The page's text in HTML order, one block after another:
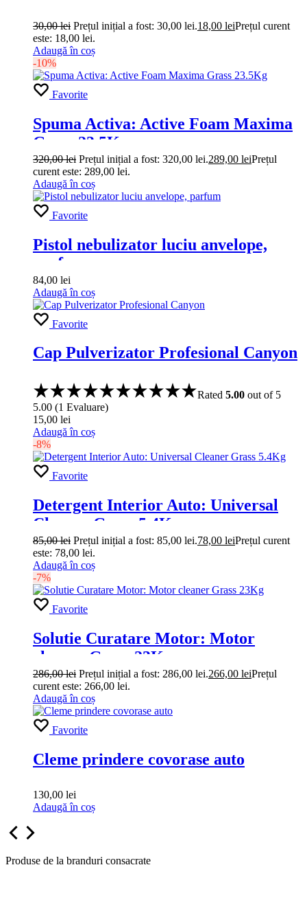
30,00lei Prețul inițial a fost: 30,00 lei.18,00 leiPrețul curent
este: 18,00 lei.
Adaugă în coș
-10%
Favorite
Spuma Activa: Active Foam Maxima
Grass 23.5Kg
320,00lei Prețul inițial a fost: 320,00 lei.289,00 leiPrețul
curent este: 289,00 lei.
Adaugă în coș
Favorite
Pistol nebulizator luciu anvelope,
parfum
84,00 lei
Adaugă în coș
Favorite
Cap Pulverizator Profesional Canyon
Rated 5.00 out of 5
5.00 (1 Evaluare)
15,00 lei
Adaugă în coș
-8%
Favorite
Detergent Interior Auto: Universal
Cleaner Grass 5.4Kg
85,00lei Prețul inițial a fost: 85,00 lei.78,00 leiPrețul curent
este: 78,00 lei.
Adaugă în coș
-7%
Favorite
Solutie Curatare Motor: Motor
cleaner Grass 23Kg
286,00lei Prețul inițial a fost: 286,00 lei.266,00 leiPrețul
curent este: 266,00 lei.
Adaugă în coș
Favorite
Cleme prindere covorase auto
130,00 lei
Adaugă în coș
Produse de la branduri consacrate